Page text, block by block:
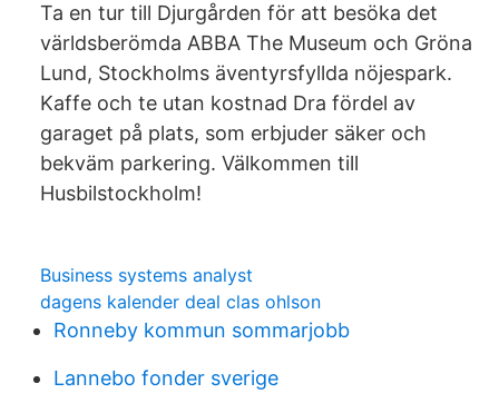
Ta en tur till Djurgården för att besöka det
världsberömda ABBA The Museum och Gröna
Lund, Stockholms äventyrsfyllda nöjespark.
Kaffe och te utan kostnad Dra fördel av
garaget på plats, som erbjuder säker och
bekväm parkering. Välkommen till
Husbilstockholm!
Business systems analyst
dagens kalender deal clas ohlson
Ronneby kommun sommarjobb
Lannebo fonder sverige